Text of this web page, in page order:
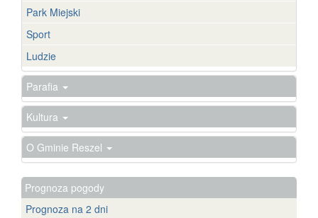
Park Miejski
Sport
Ludzie
Parafia
Kultura
O Gminie Reszel
Prognoza pogody
Prognoza na 2 dni